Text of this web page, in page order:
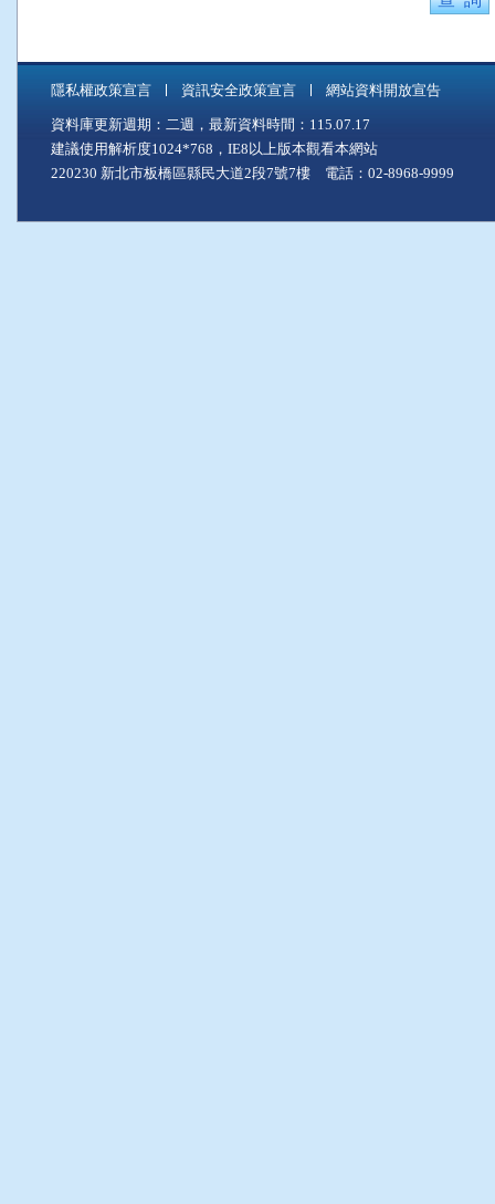
隱私權政策宣言 資訊安全政策宣言 網站資料開放宣告
資料庫更新週期：二週，最新資料時間：115.07.17
建議使用解析度1024*768，IE8以上版本觀看本網站
220230 新北市板橋區縣民大道2段7號7樓 電話：02-8968-9999